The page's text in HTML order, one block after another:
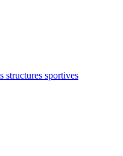
structures sportives